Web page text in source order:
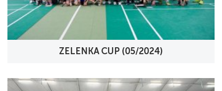
ZELENKA CUP (05/2024)